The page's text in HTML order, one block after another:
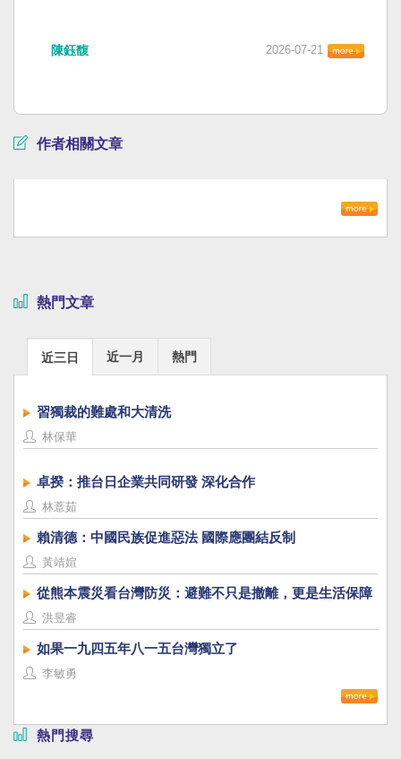
陳鈺馥 2026-07-21
作者相關文章
熱門文章
近三日 近一月 熱門
習獨裁的難處和大清洗
林保華
卓揆：推台日企業共同研發 深化合作
林薏茹
賴清德：中國民族促進惡法 國際應團結反制
黃靖媗
從熊本震災看台灣防災：避難不只是撤離，更是生活保障
洪昱睿
如果一九四五年八一五台灣獨立了
李敏勇
熱門搜尋